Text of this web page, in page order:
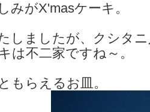
みがX'masケーキ。
しましたが、クシタ
は不二家ですね～。
もらえるお皿。